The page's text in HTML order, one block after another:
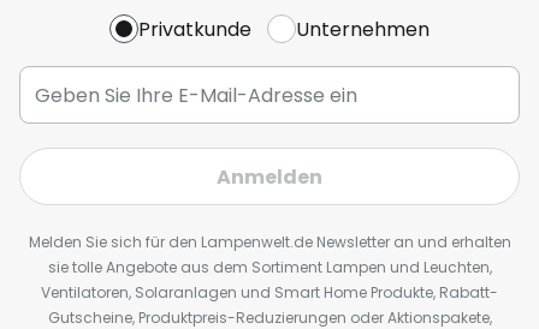
Privatkunde Unternehmen
Anmelden
Melden Sie sich für den Lampenwelt.de Newsletter an und erhalten
sie tolle Angebote aus dem Sortiment Lampen und Leuchten,
Ventilatoren, Solaranlagen und Smart Home Produkte, Rabatt-
Gutscheine, Produktpreis-Reduzierungen oder Aktionspakete,